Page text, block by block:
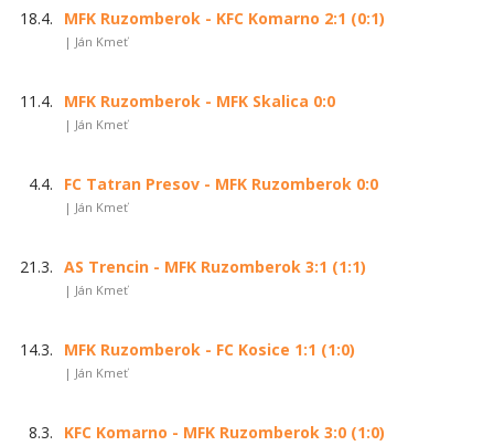
18.4. MFK Ruzomberok - KFC Komarno 2:1 (0:1)
| Ján Kmeť
11.4. MFK Ruzomberok - MFK Skalica 0:0
| Ján Kmeť
4.4. FC Tatran Presov - MFK Ruzomberok 0:0
| Ján Kmeť
21.3. AS Trencin - MFK Ruzomberok 3:1 (1:1)
| Ján Kmeť
14.3. MFK Ruzomberok - FC Kosice 1:1 (1:0)
| Ján Kmeť
8.3. KFC Komarno - MFK Ruzomberok 3:0 (1:0)